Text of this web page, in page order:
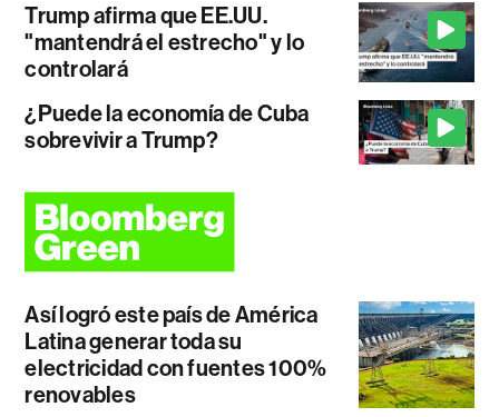
Trump afirma que EE.UU.
"mantendrá el estrecho" y lo
controlará
¿Puede la economía de Cuba
sobrevivir a Trump?
Así logró este país de América
Latina generar toda su
electricidad con fuentes 100%
renovables